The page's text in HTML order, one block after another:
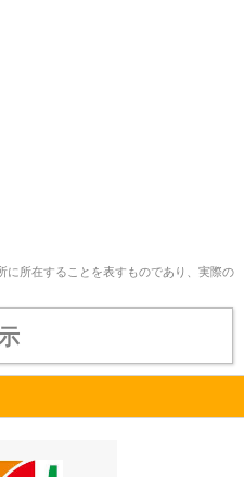
所在することを表すものであり、実際の